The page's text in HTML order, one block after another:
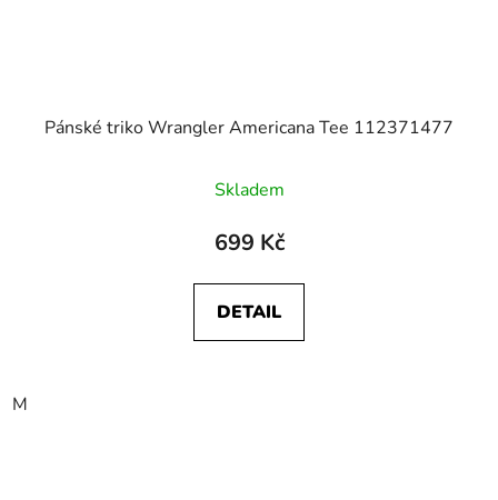
Pánské triko Wrangler Americana Tee 112371477
Skladem
699 Kč
DETAIL
M